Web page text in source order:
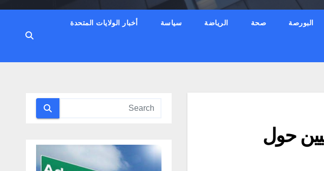
البورصة صحة الرياضة سياسة أخبار الولايات المتحدة
حول